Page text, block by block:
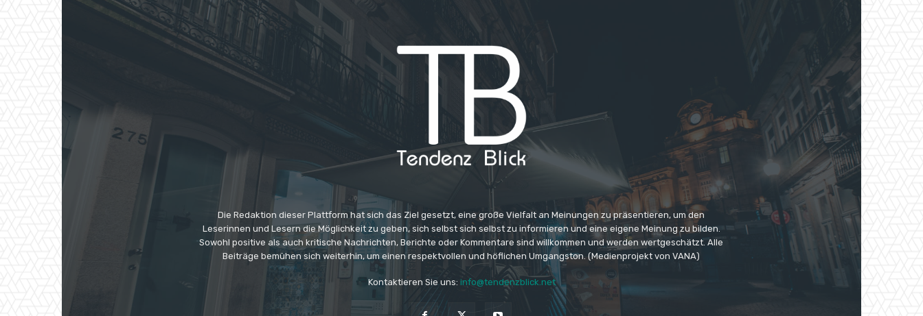
Die Redaktion dieser Plattform hat sich das Ziel gesetzt, eine große Vielfalt an Meinungen zu präsentieren, um den
Leserinnen und Lesern die Möglichkeit zu geben, sich selbst sich selbst zu informieren und eine eigene Meinung zu bilden.
Sowohl positive als auch kritische Nachrichten, Berichte oder Kommentare sind willkommen und werden wertgeschätzt. Alle
Beiträge bemühen sich weiterhin, um einen respektvollen und höflichen Umgangston. (Medienprojekt von VANA)
Kontaktieren Sie uns: info@tendenzblick.net